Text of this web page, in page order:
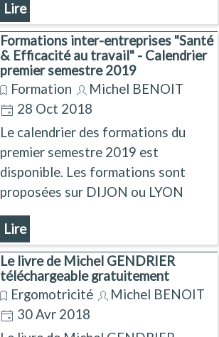
Lire
Formations inter-entreprises "Santé
& Efficacité au travail" - Calendrier
premier semestre 2019
Formation
Michel BENOIT
28 Oct 2018
Le calendrier des formations du
premier semestre 2019 est
disponible. Les formations sont
proposées sur DIJON ou LYON
Lire
Le livre de Michel GENDRIER
téléchargeable gratuitement
Ergomotricité
Michel BENOIT
30 Avr 2018